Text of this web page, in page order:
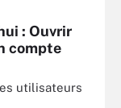
: Ouvrir
compte
utilisateurs